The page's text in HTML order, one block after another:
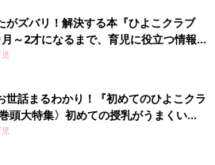
がズバリ！解決する本『ひよこクラブ
～2才になるまで、育児に役立つ情報が
世話まるわかり！『初めてのひよこクラ
頭大特集〉初めての授乳がうまくい
・ミルクの基本と夏のトラブル 解決テ